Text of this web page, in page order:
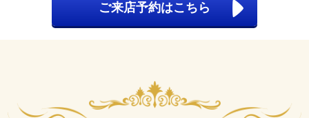
ご来店予約はこちら